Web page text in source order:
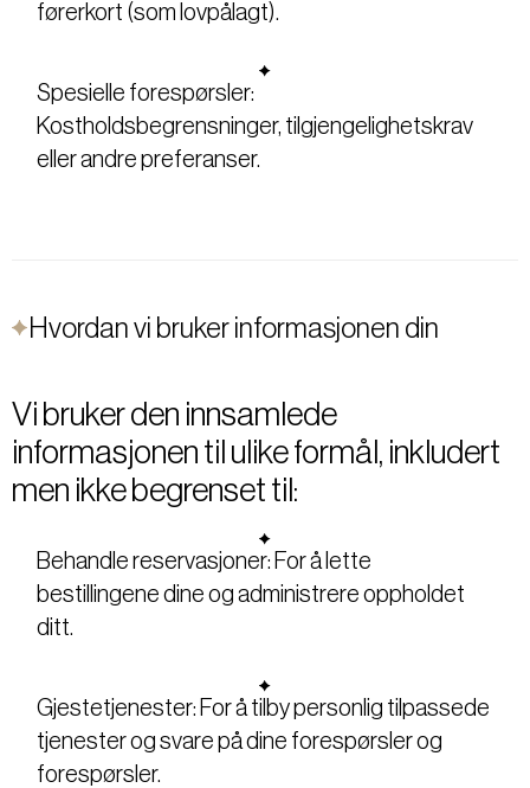
førerkort (som lovpålagt).
Spesielle forespørsler:
Kostholdsbegrensninger, tilgjengelighetskrav
eller andre preferanser.
Hvordan vi bruker informasjonen din
Vi bruker den innsamlede
informasjonen til ulike formål, inkludert
men ikke begrenset til:
Behandle reservasjoner: For å lette
bestillingene dine og administrere oppholdet
ditt.
Gjestetjenester: For å tilby personlig tilpassede
tjenester og svare på dine forespørsler og
forespørsler.